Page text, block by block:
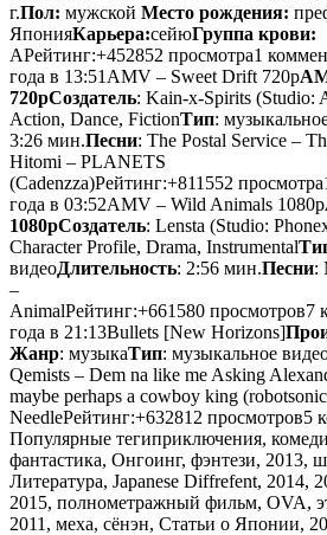
г.Пол: мужской Место рождения:
ЯпонияКарьера:сейюГруппа крови:
АРейтинг:+452852 просмотра1
года в 13:51 AMV – Sweet Drift 720p
720pСоздатель: Kain-x-Spirits (Studio:
Action, Dance, FictionТип:
3:26 мин.Песни: The Postal Service –
Hitomi – PLANETS
(Cadenzza)Рейтинг:+811552
года в 03:52AMV – Wild Animals 1080p
1080pСоздатель: Lensta (Studio:
Character Profile, Drama, Instrumental
видеоДлительность: 2:56 мин.Песни:
–
AnimalРейтинг:+661580 просмотров7
года в 21:13Bullets [New Horizons]
Жанр: музыкаТип: музыкальное
Qemists – Dem na like me Asking
maybe perhaps a cowboy king
NeedleРейтинг:+632812 просмотров5
Популярные тегиприключения,
фантастика, Онгоинг, фэнтези, 2013,
Литература, Japanese Diffrefent, 2014,
2015, полнометражный фильм, OVA,
2011, меха, сёнэн, Статьи о Японии,